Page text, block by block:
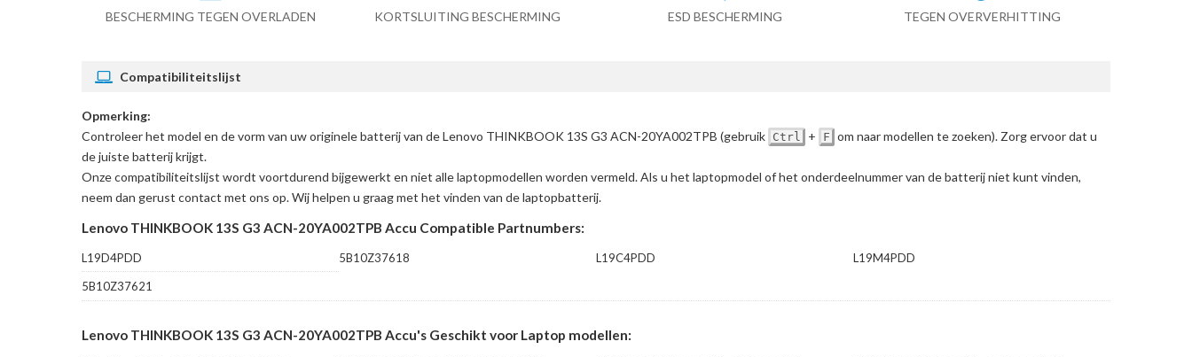
BESCHERMING TEGEN OVERLADEN KORTSLUITING BESCHERMING ESD BESCHERMING TEGEN OVERVERHITTING
Compatibiliteitslijst
Opmerking:
Controleer het model en de vorm van uw originele batterij van de Lenovo THINKBOOK 13S G3 ACN-20YA002TPB (gebruik Ctrl + F om naar modellen te zoeken). Zorg ervoor dat u
de juiste batterij krijgt.
Onze compatibiliteitslijst wordt voortdurend bijgewerkt en niet alle laptopmodellen worden vermeld. Als u het laptopmodel of het onderdeelnummer van de batterij niet kunt vinden,
neem dan gerust contact met ons op. Wij helpen u graag met het vinden van de laptopbatterij.
Lenovo THINKBOOK 13S G3 ACN-20YA002TPB Accu Compatible Partnumbers:
L19D4PDD 5B10Z37618 L19C4PDD
L19M4PDD
5B10Z37621
Lenovo THINKBOOK 13S G3 ACN-20YA002TPB Accu's Geschikt voor Laptop modellen: